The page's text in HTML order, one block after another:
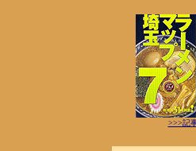
>>>記